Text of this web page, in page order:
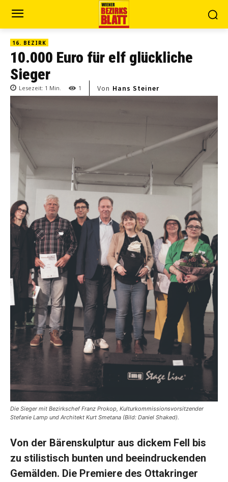
16. BEZIRK
10.000 Euro für elf glückliche
Sieger
Lesezeit: 1 Min. 1 Von Hans Steiner
Die Sieger mit Bezirkschef Franz Prokop, Kulturkommissionsvorsitzender
Stefanie Lamp und Architekt Kurt Smetana (Bild: Daniel Shaked).
Von der Bärenskulptur aus dickem Fell bis
zu stilistisch bunten und beeindruckenden
Gemälden. Die Premiere des Ottakringer